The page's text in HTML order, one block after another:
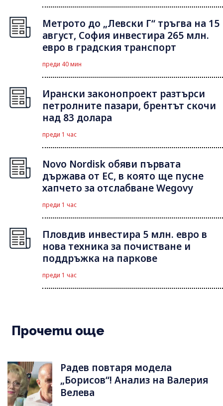
Метрото до „Левски Г“ тръгва на 15
август, София инвестира 265 млн.
евро в градския транспорт
преди 40 мин
Ирански законопроект разтърси
петролните пазари, брентът скочи
над 83 долара
преди 1 час
Novo Nordisk обяви първата
държава от ЕС, в която ще пусне
хапчето за отслабване Wegovy
преди 1 час
Пловдив инвестира 5 млн. евро в
нова техника за почистване и
поддръжка на паркове
преди 1 час
Прочети още
Радев повтаря модела
„Борисов“! Анализ на Валерия
Велева